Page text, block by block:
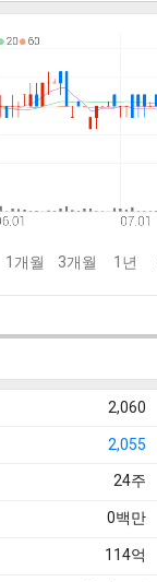
1개월 3개월 1년
2,060
2,055
24주
0백만
114억